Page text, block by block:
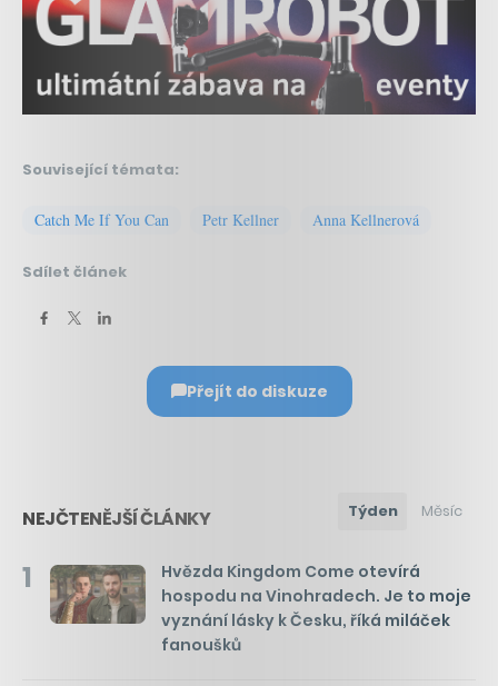
Související témata:
Catch Me If You Can Petr Kellner Anna Kellnerová
Sdílet článek
Přejít do diskuze
NEJČTENĚJŠÍ ČLÁNKY Týden Měsíc
1
Hvězda Kingdom Come otevírá
hospodu na Vinohradech. Je to moje
vyznání lásky k Česku, říká miláček
fanoušků